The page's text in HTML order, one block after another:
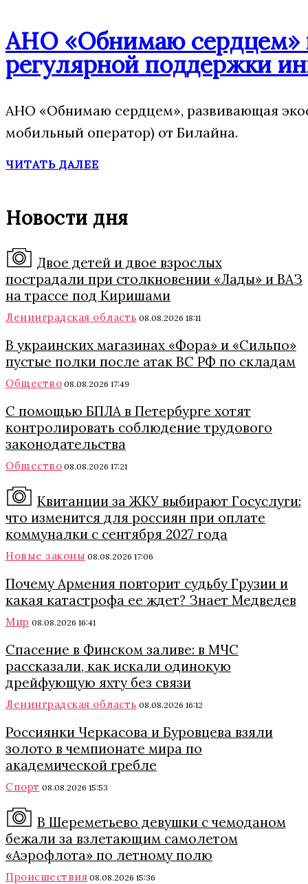
АНО «Обнимаю сердцем»
регулярной поддержки
АНО «Обнимаю сердцем», развивающая
мобильный оператор) от Билайна.
ЧИТАТЬ ДАЛЕЕ
Новости дня
Двое детей и двое взрослых
пострадали при столкновении «Лады» и ВАЗ
на трассе под Киришами
Ленинградская область 08.08.2026 18:11
В украинских магазинах «Фора» и «Сильпо»
пустые полки после атак ВС РФ по складам
Общество 08.08.2026 17:49
С помощью БПЛА в Петербурге хотят
контролировать соблюдение трудового
законодательства
Общество 08.08.2026 17:21
Квитанции за ЖКУ выбирают Госуслуги:
что изменится для россиян при оплате
коммуналки с сентября 2027 года
Новые законы 08.08.2026 17:06
Почему Армения повторит судьбу Грузии и
какая катастрофа ее ждет? Знает Медведев
Мир 08.08.2026 16:41
Спасение в Финском заливе: в МЧС
рассказали, как искали одинокую
дрейфующую яхту без связи
Ленинградская область 08.08.2026 16:12
Россиянки Черкасова и Буровцева взяли
золото в чемпионате мира по
академической гребле
Спорт 08.08.2026 15:53
В Шереметьево девушки с чемоданом
бежали за взлетающим самолетом
«Аэрофлота» по летному полю
Происшествия 08.08.2026 15:36